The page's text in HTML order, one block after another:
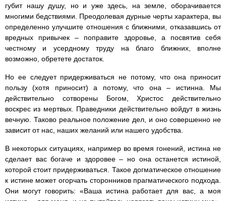
губит нашу душу, но и уже здесь, на земле, оборачивается
многими бедствиями. Преодолевая дурные черты характера, вы
определенно улучшите отношения с ближними, отказавшись от
вредных привычек – поправите здоровье, а посвятив себя
честному и усердному труду на благо ближних, вполне
возможно, обретете достаток.
Но ее следует придерживаться не потому, что она приносит
пользу (хотя приносит) а потому, что она – истинна. Мы
действительно сотворены Богом, Христос действительно
воскрес из мертвых. Праведники действительно войдут в жизнь
вечную. Таково реальное положение дел, и оно совершенно не
зависит от нас, наших желаний или нашего удобства.
В некоторых ситуациях, например во время гонений, истина не
сделает вас богаче и здоровее – но она останется истиной,
которой стоит придерживаться. Такое догматическое отношение
к истине может огорчать сторонников прагматического подхода.
Они могут говорить: «Ваша истина работает для вас, а моя